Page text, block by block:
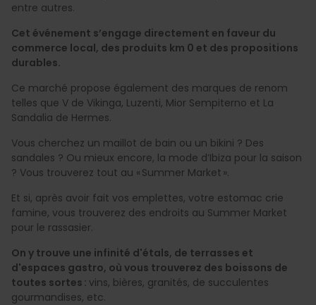
entre autres.
Cet événement s’engage directement en faveur du
commerce local, des produits km 0 et des propositions
durables.
Ce marché propose également des marques de renom
telles que V de Vikinga, Luzenti, Mior Sempiterno et La
Sandalia de Hermes.
Vous cherchez un maillot de bain ou un bikini ? Des
sandales ? Ou mieux encore, la mode d’Ibiza pour la saison
? Vous trouverez tout au « Summer Market ».
Et si, après avoir fait vos emplettes, votre estomac crie
famine, vous trouverez des endroits au Summer Market
pour le rassasier.
On y trouve une infinité d'étals, de terrasses et
d'espaces gastro, où vous trouverez des boissons de
toutes sortes : vins, bières, granités, de succulentes
gourmandises, etc.